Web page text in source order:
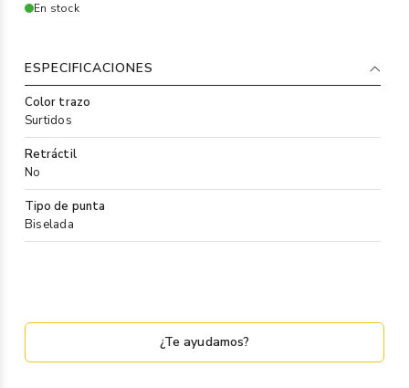
En stock
ESPECIFICACIONES
Color trazo
Surtidos
Retráctil
No
Tipo de punta
Biselada
¿Te ayudamos?